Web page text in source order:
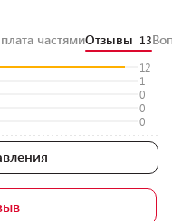
частямиОтзывы 13
12
1
0
0
0